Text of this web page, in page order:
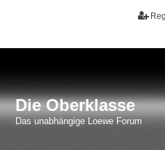
Die Oberklasse
Das unabhängige Loewe Forum